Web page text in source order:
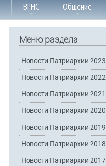
ВРНС Общение
Меню раздела
Новости Патриархии 2023
Новости Патриархии 2022
Новости Патриархии 2021
Новости Патриархии 2020
Новости Патриархии 2019
Новости Патриархии 2018
Новости Патриархии 2017